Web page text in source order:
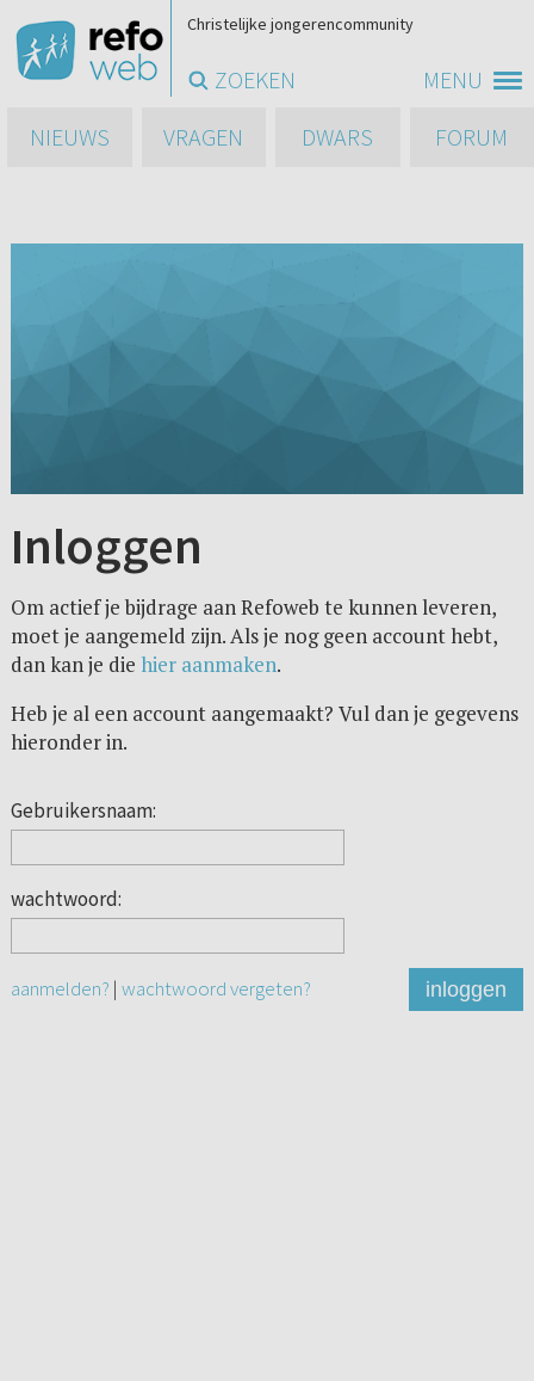
MENU
Christelijke jongerencommunity
ZOEKEN
NIEUWS
VRAGEN DWARS FORUM
Inloggen
Om actief je bijdrage aan Refoweb te kunnen leveren,
moet je aangemeld zijn. Als je nog geen account hebt,
dan kan je die hier aanmaken.
Heb je al een account aangemaakt? Vul dan je gegevens
hieronder in.
Gebruikersnaam:
wachtwoord:
aanmelden? | wachtwoord vergeten? inloggen